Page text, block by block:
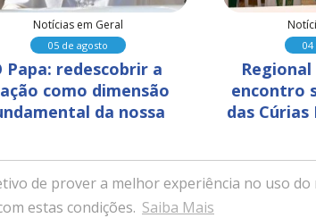
de prover a melhor experiência no uso
estas condições. Saiba Mais
Notícias em Geral
05 de agosto
Papa: redescobrir a
como dimensão
da nossa
encontro
das Cúrias
Senhora da Saúde - Itabira, Minas Gerais -